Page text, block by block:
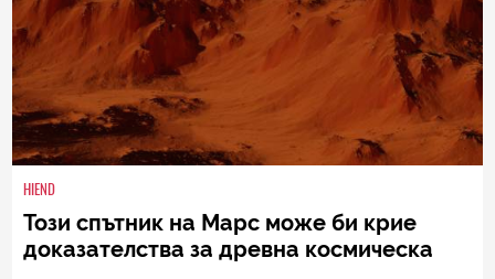
HIEND
Този спътник на Марс може би крие
доказателства за древна космическа